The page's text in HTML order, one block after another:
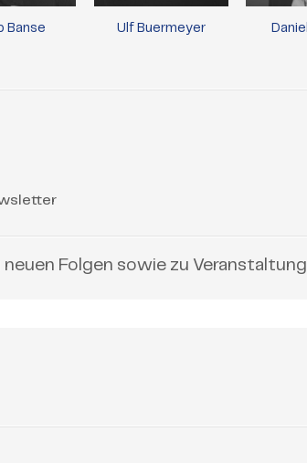
Banse Ulf Buermeyer
Folgen sowie zu